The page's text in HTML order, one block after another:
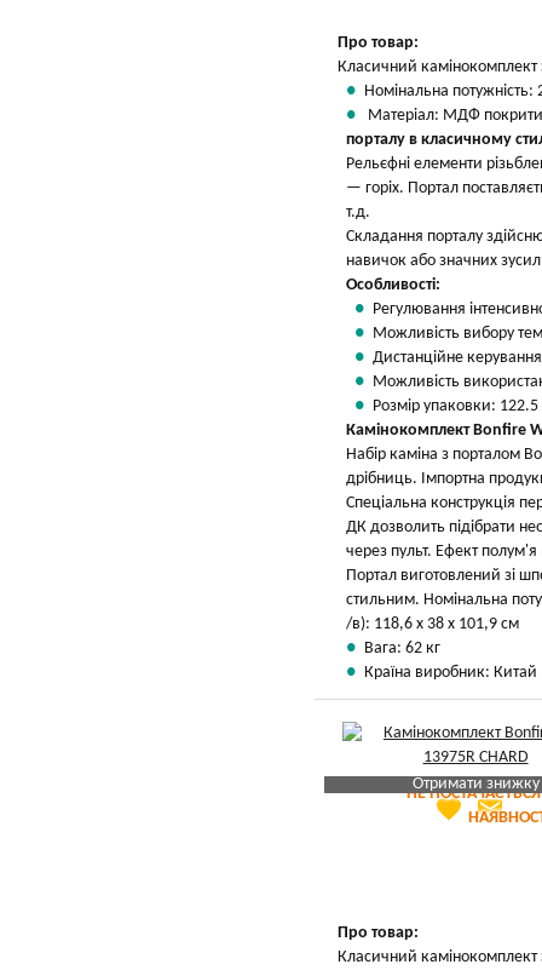
Про товар:
Класичний
Номінальна потужність:
Матеріал: МДФ
порталу в класичному
Рельєфні елементи
— горіх. Портал
т.д.
Складання порталу
навичок або значних
Особливості:
Регулювання
Можливість вибору
Дистанційне керування
Можливість
Розмір упаковки: 122.5
Камінокомплект Bonfire
Набір каміна з порталом
дрібниць. Імпортна
Спеціальна конструкція
ДК дозволить підібрати
через пульт. Ефект
Портал виготовлений зі
стильним. Номінальна
/в): 118,6 х 38 х 101,9 см
Вага: 62 кг
Країна виробник: Китай
НЕ
Отримати знижку
Яка Ваша ціна?
favorite email
Про товар:
Класичний камінокомплект